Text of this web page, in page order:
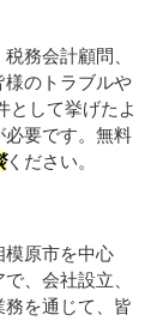
務会計顧問、
のトラブルや
として挙げたよ
必要です。無料
ください。
模原市を中心
、会社設立、
を通じて、皆